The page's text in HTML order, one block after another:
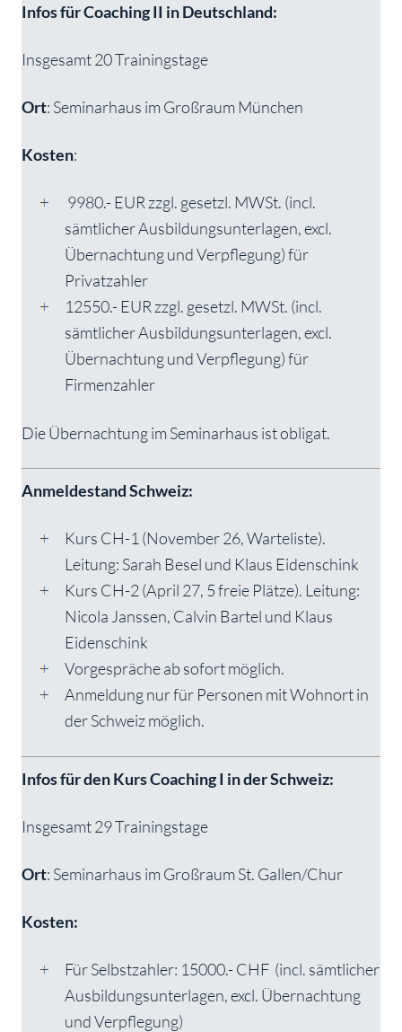
Infos für Coaching II in Deutschland:
Insgesamt 20 Trainingstage
Ort: Seminarhaus im Großraum München
Kosten:
9980.- EUR zzgl. gesetzl. MWSt. (incl.
sämtlicher Ausbildungsunterlagen, excl.
Übernachtung und Verpflegung) für
Privatzahler
12550.- EUR zzgl. gesetzl. MWSt. (incl.
sämtlicher Ausbildungsunterlagen, excl.
Übernachtung und Verpflegung) für
Firmenzahler
Die Übernachtung im Seminarhaus ist obligat.
Anmeldestand Schweiz:
Kurs CH-1 (November 26, Warteliste).
Leitung: Sarah Besel und Klaus Eidenschink
Kurs CH-2 (April 27, 5 freie Plätze). Leitung:
Nicola Janssen, Calvin Bartel und Klaus
Eidenschink
Vorgespräche ab sofort möglich.
Anmeldung nur für Personen mit Wohnort in
der Schweiz möglich.
Infos für den Kurs Coaching I in der Schweiz:
Insgesamt 29 Trainingstage
Ort: Seminarhaus im Großraum St. Gallen/Chur
Kosten:
Für Selbstzahler: 15000.- CHF (incl. sämtlicher
Ausbildungsunterlagen, excl. Übernachtung
und Verpflegung)